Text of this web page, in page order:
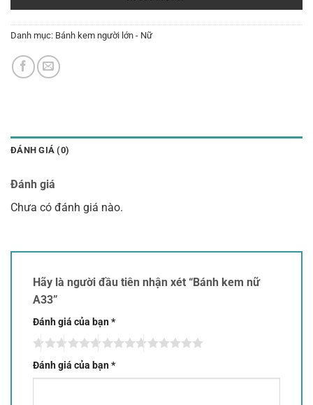
Danh mục: Bánh kem người lớn - Nữ
ĐÁNH GIÁ (0)
Đánh giá
Chưa có đánh giá nào.
Hãy là người đầu tiên nhận xét “Bánh kem nữ
A33”
Đánh giá của bạn*
Đánh giá của bạn*